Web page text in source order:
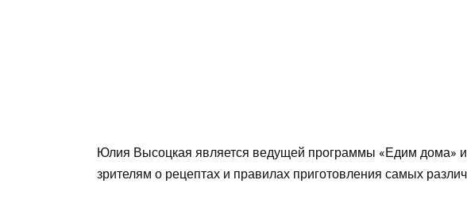
Юлия Высоцкая является ведущей программы «Едим дома» и
зрителям о рецептах и правилах приготовления самых